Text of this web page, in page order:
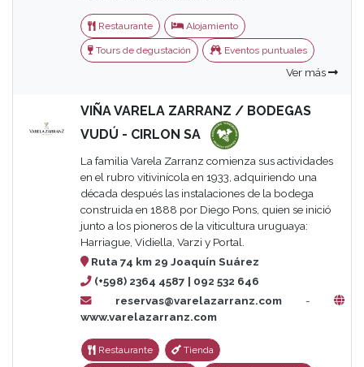
Restaurante Alojamiento
Tours de degustación Eventos puntuales
Ver más
VIÑA VARELA ZARRANZ / BODEGAS
VUDÚ - CIRLON SA
La familia Varela Zarranz comienza sus actividades
en el rubro vitivinícola en 1933, adquiriendo una
década después las instalaciones de la bodega
construida en 1888 por Diego Pons, quien se inició
junto a los pioneros de la viticultura uruguaya:
Harriague, Vidiella, Varzi y Portal.
Ruta 74 km 29 Joaquín Suárez
(+598) 2364 4587 | 092 532 646
reservas@varelazarranz.com-
www.varelazarranz.com
Restaurante Tienda